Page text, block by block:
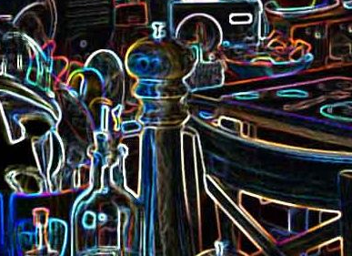
Tarte aux pommes, au miel et
aux amandes
Choux de
chorizo et à la